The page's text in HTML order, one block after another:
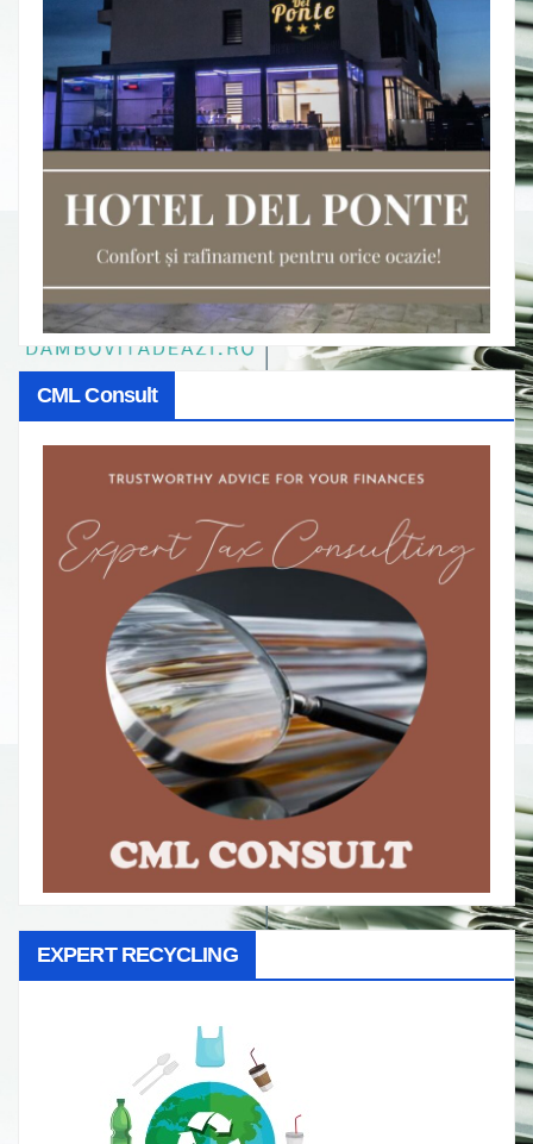
CML Consult
EXPERT RECYCLING